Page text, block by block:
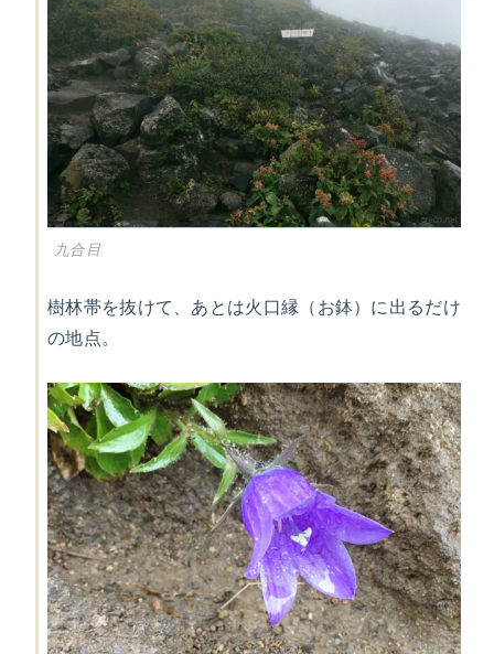
九合目
樹林帯を抜けて、あとは火口縁（お鉢）に出るだけ
の地点。